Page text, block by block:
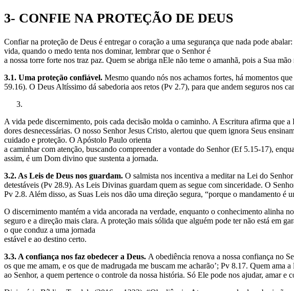
3- CONFIE NA PROTEÇÃO DE DEUS
Confiar na proteção de Deus é entregar o coração a uma segurança que nada pode
vida, quando o medo tenta nos dominar, lembrar que o Senhor é
a nossa torre forte nos traz paz. Quem se abriga nEle não teme o amanhã, pois a Sua
3.1. Uma proteção confiável. Mesmo quando nós nos achamos fortes, há momentos
59.16). O Deus Altíssimo dá sabedoria aos retos (Pv 2.7), para que andem seguros nos
A vida pede discernimento, pois cada decisão molda o caminho. A Escritura afirma que
dores desnecessárias. O nosso Senhor Jesus Cristo, alertou que quem ignora Seus
cuidado e proteção. O Apóstolo Paulo orienta
a caminhar com atenção, buscando compreender a vontade do Senhor (Ef 5.15-17),
assim, é um Dom divino que sustenta a jornada.
3.2. As Leis de Deus nos guardam. O salmista nos incentiva a meditar na Lei do
detestáveis (Pv 28.9). As Leis Divinas guardam quem as segue com sinceridade. O
Pv 2.8. Além disso, as Suas Leis nos dão uma direção segura, “porque o mandamento é
O discernimento mantém a vida ancorada na verdade, enquanto o conhecimento alinha
seguro e a direção mais clara. A proteção mais sólida que alguém pode ter não está em
o que conduz a uma jornada
estável e ao destino certo.
3.3. A confiança nos faz obedecer a Deus. A obediência renova a nossa confiança no
os que me amam, e os que de madrugada me buscam me acharão’; Pv 8.17. Quem
ao Senhor, a quem pertence o controle da nossa história. Só Ele pode nos ajudar, amar e